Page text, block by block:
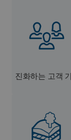
진화하는 고객